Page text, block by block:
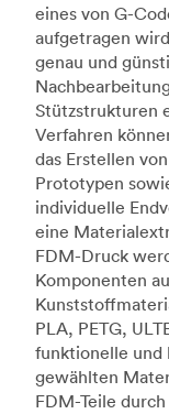
eines von G-
aufgetragen
genau und
Stützstrukturen
Verfahren
das Erstellen
Prototypen
individuelle
eine
FDM-Druck
Komponenten
PLA, PETG,
funktionelle und
gewählten
FDM-Teile